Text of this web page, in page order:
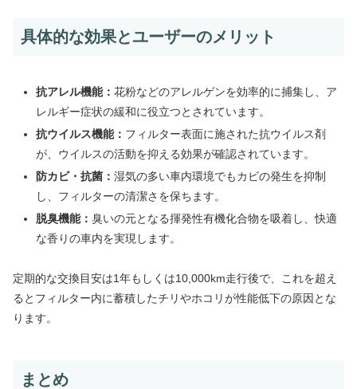
具体的な効果とユーザーのメリット
抗アレル機能： 花粉などのアレルゲンを効率的に捕集し、ア
レルギー症状の緩和に役立つとされています。
抗ウイルス機能： フィルター表面に施された抗ウイルス剤
が、ウイルスの活動を抑える効果が確認されています。
防カビ・抗菌： 湿気の多い車内環境でもカビの発生を抑制
し、フィルターの清潔さを保ちます。
脱臭機能： 臭いの元となる揮発性有機化合物を吸着し、快適
な香りの車内を実現します。
定期的な交換目安は1年もしくは10,000km走行後で、これを超え
るとフィルター内に蓄積したチリやホコリが性能低下の原因とな
ります。
まとめ